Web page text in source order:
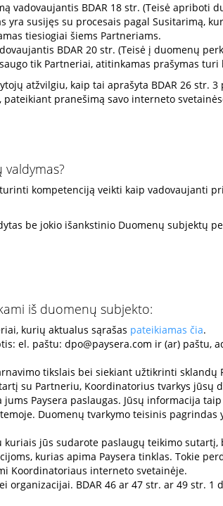
BDAR 18 str. (Teisė apriboti
susijęs su procesais pagal Susitarimą,
tiesiogiai šiems Partneriams.
BDAR 20 str. (Teisė į duomenų
tik Partneriai, atitinkamas prašymas
atžvilgiu, kaip tai aprašyta BDAR 26 str.
pranešimą savo interneto
kompetenciją veikti kaip vadovaujanti
be jokio išankstinio Duomenų subjektų
iš duomenų subjekto:
kurių aktualus sąrašas pateikiamas čia.
el. paštu: dpo@paysera.com ir (ar) paštu,
tikslais bei siekiant užtikrinti sklandų
su Partneriu, Koordinatorius tvarkys jūsų
Paysera paslaugas. Jūsų informacija
Duomenų tvarkymo teisinis
jūs sudarote paslaugų teikimo sutartį,
kurias apima Paysera tinklas. Tokie
Koordinatoriaus interneto svetainėje.
BDAR 46 ar 47 str. ar 49 str.